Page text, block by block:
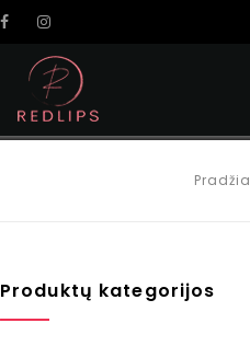
Pradžia
Produktų kategorijos